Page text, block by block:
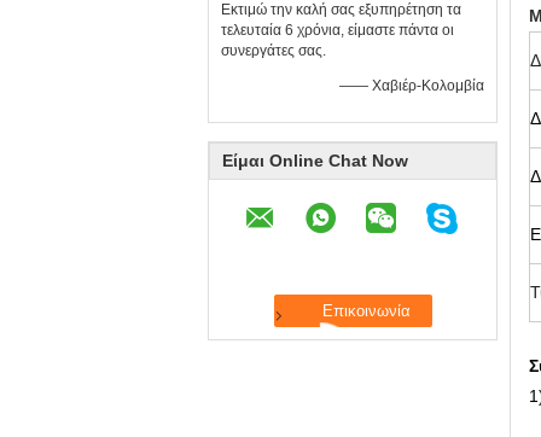
Εκτιμώ την καλή σας εξυπηρέτηση τα
τελευταία 6 χρόνια, είμαστε πάντα οι
συνεργάτες σας.
—— Χαβιέρ-Κολομβία
Είμαι Online Chat Now